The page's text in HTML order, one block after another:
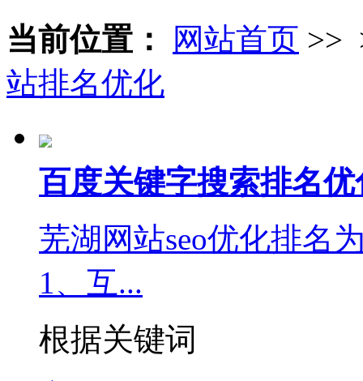
当前位置： 网站首页 >>
站排名优化
百度关键字搜索排名优
芜湖网站seo优化排名
1、互...
根据关键词